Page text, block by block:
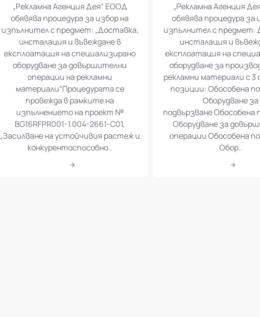
„Рекламна Агенция Дея“ ЕООД
обявява процедура за избор на
изпълнител с предмет: „Доставка,
инсталация и въвеждане в
експлоатация на специализирано
оборудване за довършителни
операции на рекламни
материали“Процедурата се
провежда в рамките на
изпълнението на проект №
BG16RFPR001-1.004-2661-C01,
„Засилване на устойчивия растеж и
конкурентоспособно..
„Рекламна Агенция
обявява процедура за
изпълнител с предмет:
инсталация и
експлоатация на
оборудване за
рекламни материали с 3
позиции: Обособена
Оборудване за
подвързване Обособена
Оборудване за
операции Обособена
Обор..